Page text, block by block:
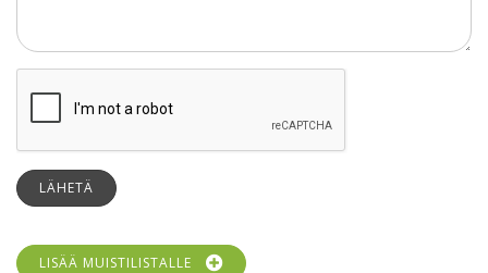
LÄHETÄ
LISÄÄ MUISTILISTALLE